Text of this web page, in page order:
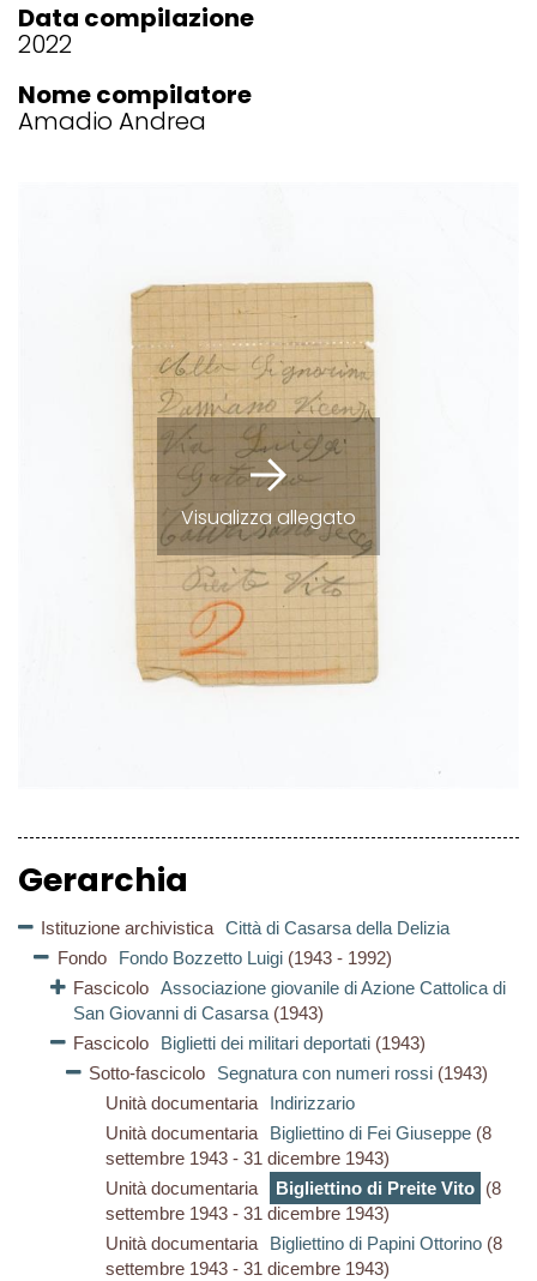
Visualizza allegato
Gerarchia
Istituzione archivistica
Città di Casarsa della Delizia
Fondo
Fondo Bozzetto Luigi(1943 - 1992)
Fascicolo Associazione giovanile di Azione Cattolica di
San Giovanni di Casarsa(1943)
Fascicolo
Biglietti dei militari deportati(1943)
Sotto-fascicolo
Segnatura con numeri rossi (1943)
Unità documentaria
Indirizzario
Unità documentaria
Bigliettino di Fei Giuseppe(8
settembre 1943 - 31 dicembre 1943)
Unità documentaria
Bigliettino di Preite Vito
(8
settembre 1943 - 31 dicembre 1943)
Unità documentaria
Bigliettino di Papini Ottorino(8
settembre 1943 - 31 dicembre 1943)
Data compilazione
2022
Nome compilatore
Amadio Andrea